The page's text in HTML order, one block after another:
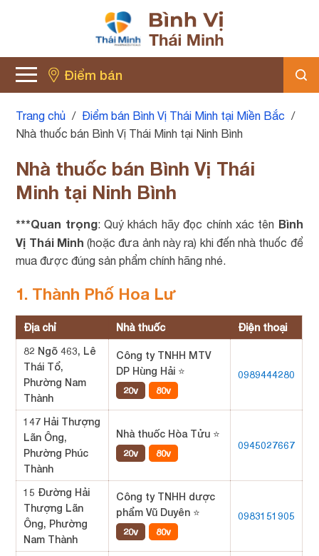
Điểm bán
Trang chủ / Điểm bán Bình Vị Thái Minh tại Miền Bắc /
Nhà thuốc bán Bình Vị Thái Minh tại Ninh Bình
Nhà thuốc bán Bình Vị Thái
Minh tại Ninh Bình
***Quan trọng: Quý khách hãy đọc chính xác tên Bình
Vị Thái Minh (hoặc đưa ảnh này ra) khi đến nhà thuốc để
mua được đúng sản phẩm chính hãng nhé.
1. Thành Phố Hoa Lư
Địa chỉ Nhà thuốc
Điện thoại
82 Ngõ 463, Lê
Thái Tổ,
Phường Nam
Thành
Công ty TNHH MTV
DP Hùng Hải ⭐
20v 80v
0989444280
147 Hải Thượng
Lãn Ông,
Phường Phúc
Thành
Nhà thuốc Hòa Tửu ⭐
20v 80v
0945027667
15 Đường Hải
Thượng Lãn
Ông, Phường
Nam Thành
Công ty TNHH dược
phẩm Vũ Duyên ⭐
20v 80v
0983151905